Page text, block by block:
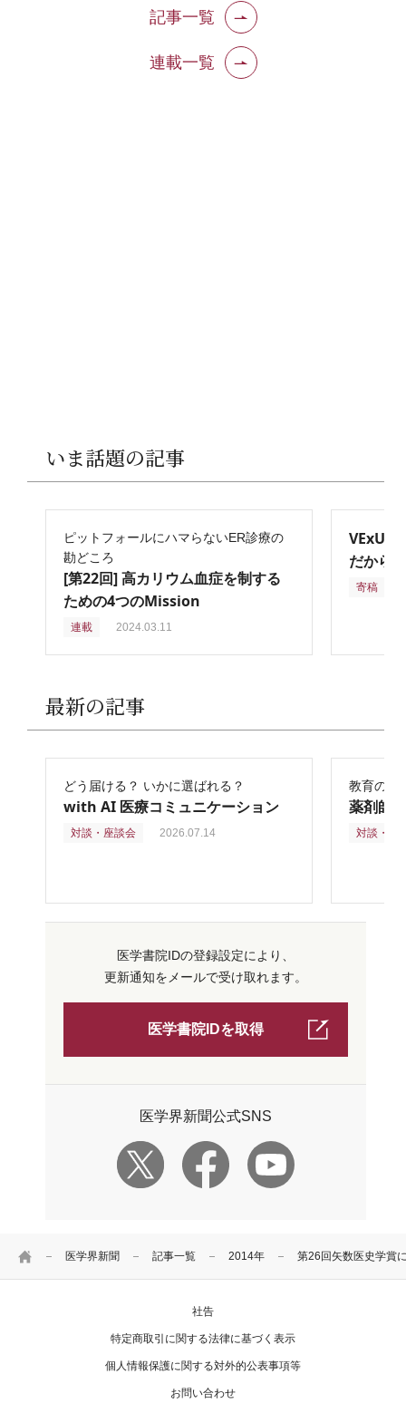
HOME 医学界新聞 記事一覧 2014年 第26回矢数医史学賞
記事一覧
連載一覧
いま話題の記事
ピットフォールにハマらないER診療の
勘どころ
[第22回] 高カリウム血症を制する
ための4つのMission
連載 2024.03.11
VExUS
だから
寄稿
最新の記事
どう届ける？ いかに選ばれる？
with AI 医療コミュニケーション
対談・座談会 2026.07.14
教育の再
薬剤師
対談・座
医学書院IDの登録設定により、
更新通知をメールで受け取れます。
医学書院IDを取得
医学界新聞公式SNS
社告
特定商取引に関する法律に基づく表示
個人情報保護に関する対外的公表事項等
お問い合わせ